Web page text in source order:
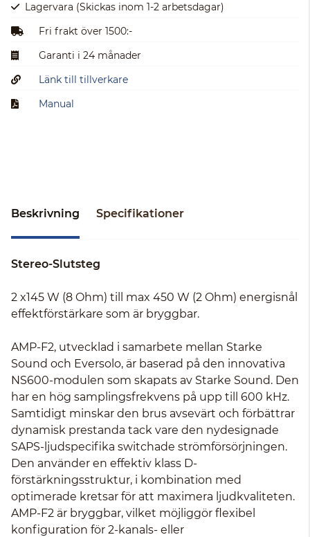
Lagervara (Skickas inom 1-2 arbetsdagar)
Fri frakt över 1500:-
Garanti i 24 månader
Länk till tillverkare
Manual
Beskrivning Specifikationer
Stereo-Slutsteg
2 x145 W (8 Ohm) till max 450 W (2 Ohm) energisnål
effektförstärkare som är bryggbar.
AMP-F2, utvecklad i samarbete mellan Starke
Sound och Eversolo, är baserad på den innovativa
NS600-modulen som skapats av Starke Sound. Den
har en hög samplingsfrekvens på upp till 600 kHz.
Samtidigt minskar den brus avsevärt och förbättrar
dynamisk prestanda tack vare den nydesignade
SAPS-ljudspecifika switchade strömförsörjningen.
Den använder en effektiv klass D-
förstärkningsstruktur, i kombination med
optimerade kretsar för att maximera ljudkvaliteten.
AMP-F2 är bryggbar, vilket möjliggör flexibel
konfiguration för 2-kanals- eller